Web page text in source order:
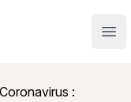
Coronavirus :